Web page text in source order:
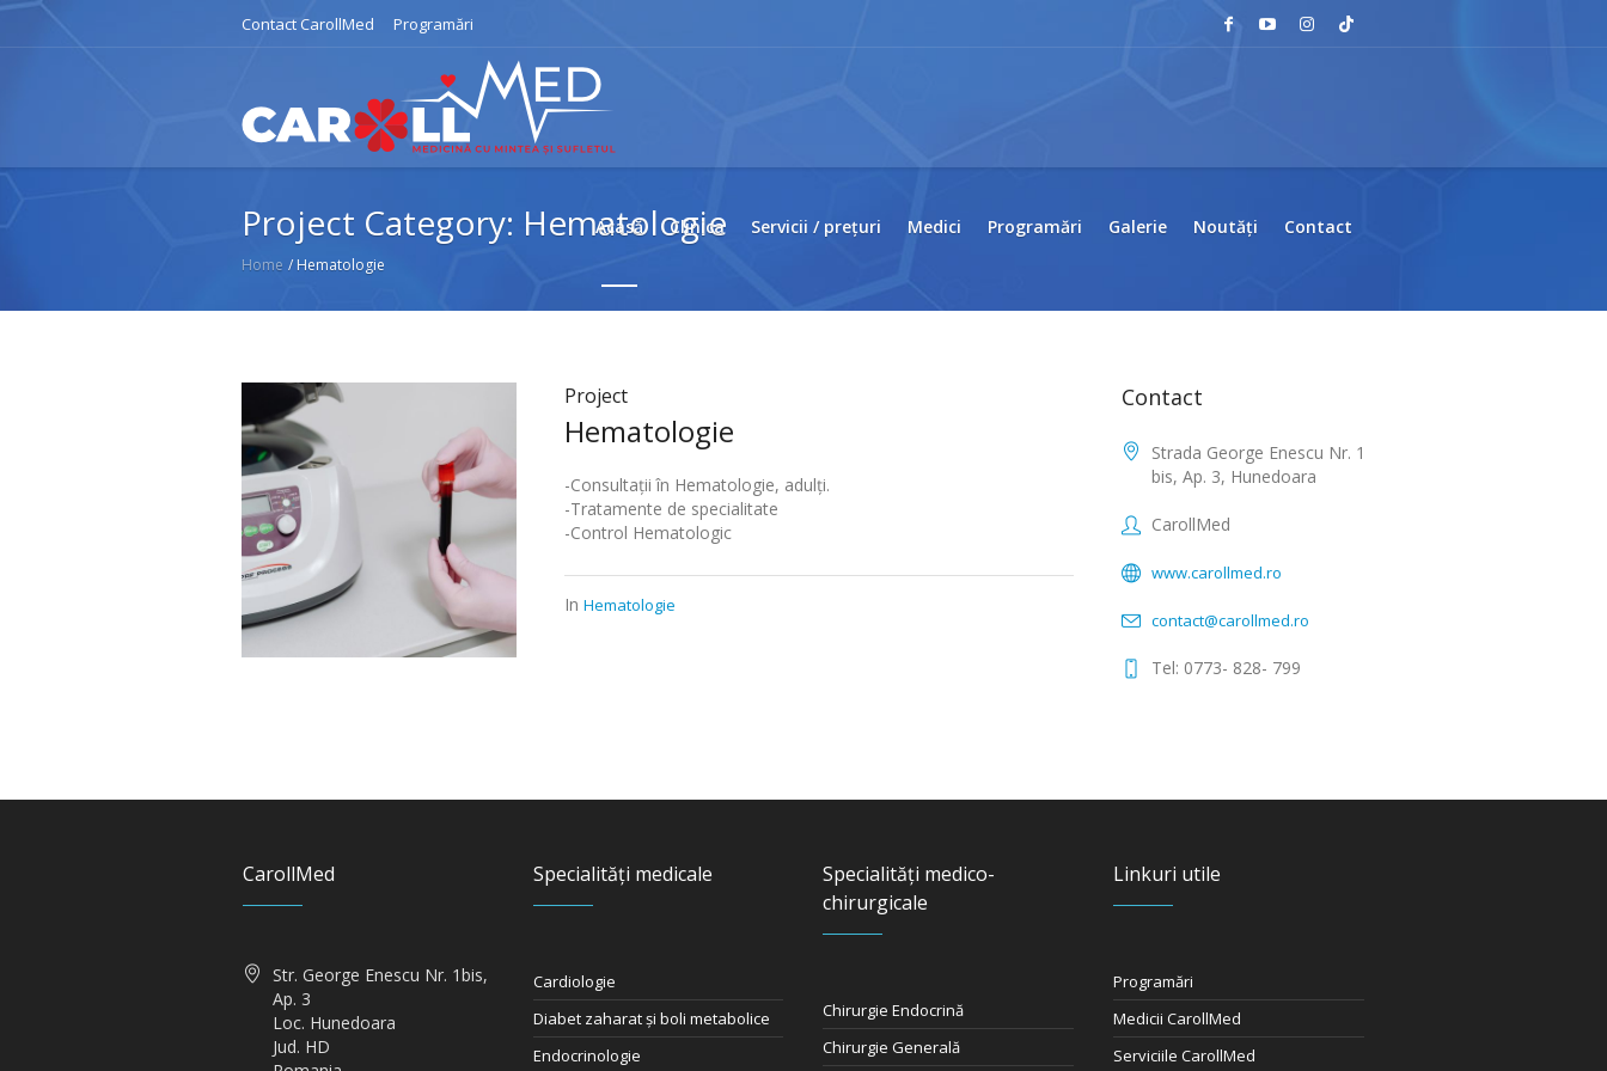
Contact CarollMed Programări
Acasă Clinica Servicii / prețuri Medici Programări Galerie Noutăți Contact
Project Category: Hematologie
Home / Hematologie
Project
Hematologie
-Consultații în Hematologie, adulți.
-Tratamente de specialitate
-Control Hematologic
In Hematologie
Contact
Strada George Enescu Nr. 1
bis, Ap. 3, Hunedoara
CarollMed
www.carollmed.ro
contact@carollmed.ro
Tel: 0773- 828- 799
CarollMed
Str. George Enescu Nr. 1bis,
Ap. 3
Loc. Hunedoara
Jud. HD
Specialități medicale
Cardiologie
Diabet zaharat şi boli metabolice
Endocrinologie
Specialități medico-
chirurgicale
Chirurgie Endocrină
Chirurgie Generală
Linkuri utile
Programări
Medicii CarollMed
Serviciile CarollMed